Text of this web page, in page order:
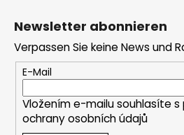
e
r
e
l
e
m
e
Newsletter abonnieren
Verpassen Sie keine News und
E-Mail
Vložením e-mailu souhlasíte s
ochrany osobních údajů